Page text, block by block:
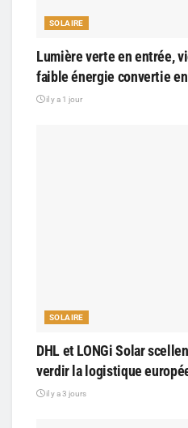
SOLAIRE
Lumière verte en entrée,
faible énergie convertie
il y a 1 jour
SOLAIRE
DHL et LONGi Solar
verdir la logistique
il y a 3 jours